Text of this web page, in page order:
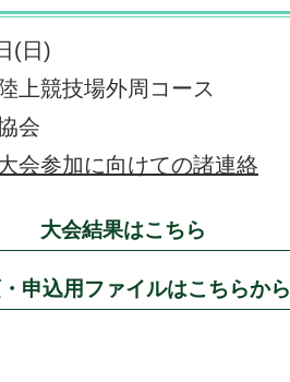
(日)
上競技場外周コース
会
会参加に向けての諸連絡
大会結果はこちら
申込用ファイルはこちらから